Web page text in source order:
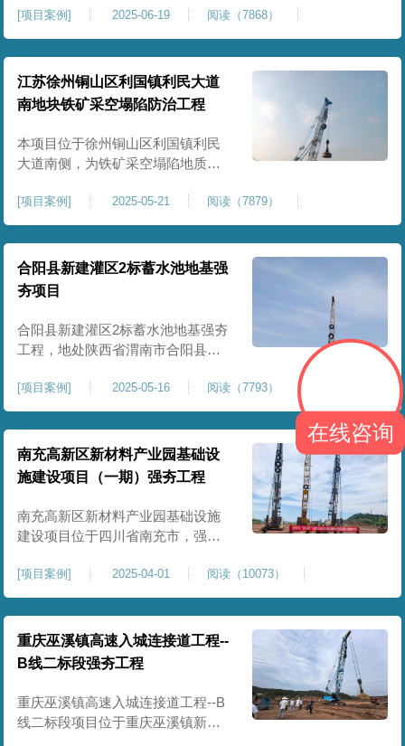
积约 20000 平方米，采用满场强夯
加固方式改善场地工程地质条件，
有效提高地基承载力、控制不均匀
沉降，满足变电站各类构支架、电
气设备及配套设施建设标准。本项
目是嵩县重要电力基础设施，投运
后优化区域电网布局，增强当
[项目案例] 2025-06-19 阅读（7868）
江苏徐州铜山区利国镇利民大道
南地块铁矿采空塌陷防治工程
本项目位于徐州铜山区利国镇利民
大道南侧，为铁矿采空塌陷地质灾
35000㎡。针对区域铁矿开采遗留的
地层松散、裂隙发育、塌陷沉降等
隐患，采用强夯工艺加固场地地
基，消除采空地质风险，提升场地
整体稳定性与承载力，彻底改善地
块建设条件，实现矿区地质灾害治
理与土地安全利用。
[项目案例] 2025-05-21 阅读（7879）
合阳县新建灌区2标蓄水池地基强
夯项目
合阳县新建灌区2标蓄水池地基强夯
工程，地处陕西省渭南市合阳县，
的关键前置工程，主要服务于片区
农业灌溉蓄水配套建设，为后续蓄
水池主体施工筑牢地基基础，保障
灌区水利设施长期稳定运行。本工
程核心施工内容为蓄水池场地地基
强夯加固处理，总强夯施工面积
25000㎡，施工完成后场地上部将新
[项目案例] 2025-05-16 阅读（7793）
南充高新区新材料产业园基础设
施建设项目（一期）强夯工程
南充高新区新材料产业园基础设施
建设项目位于四川省南充市，强夯
软弱土、回填土等复杂地质，采用
强夯地基加固，深层加固地基、提
升承载力、严控工后沉降，为厂
房、道路及配套设施筑牢基础。本
项目施工作业面积大，我司将整个
场地施工区域合理划分为若干个区
段，分区分段施工，投入强夯设备3
[项目案例] 2025-04-01 阅读（10073）
重庆巫溪镇高速入城连接道工程--
B线二标段强夯工程
重庆巫溪镇高速入城连接道工程--B
线二标段项目位于重庆巫溪镇新建
在线咨询